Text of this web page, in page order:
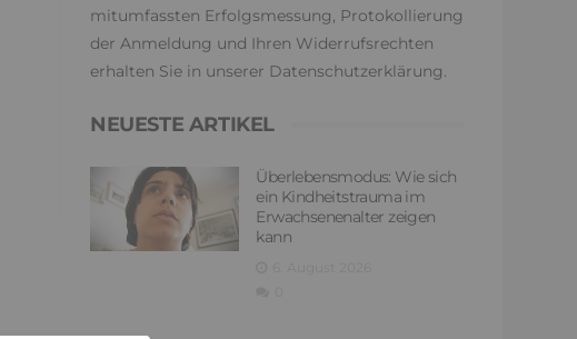
mitumfassten Erfolgsmessung, Protokollierung
der Anmeldung und Ihren Widerrufsrechten
erhalten Sie in unserer Datenschutzerklärung.
NEUESTE ARTIKEL
Überlebensmodus: Wie sich
ein Kindheitstrauma im
Erwachsenenalter zeigen
kann